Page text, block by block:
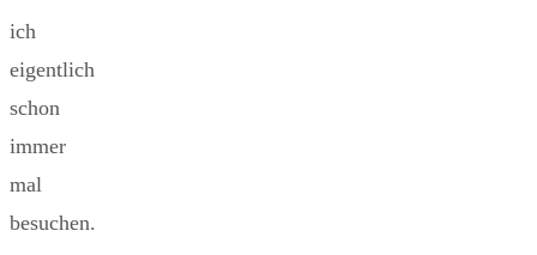
ich
eigentlich
schon
immer
mal
besuchen.